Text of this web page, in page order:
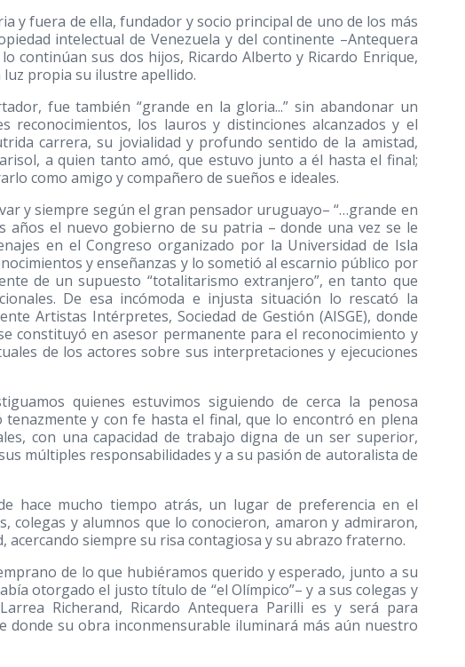
y fuera de ella, fundador y socio principal de uno de los más
intelectual de Venezuela y del continente –Antequera
continúan sus dos hijos, Ricardo Alberto y Ricardo Enrique,
propia su ilustre apellido.
fue también “grande en la gloria...” sin abandonar un
reconocimientos, los lauros y distinciones alcanzados y el
carrera, su jovialidad y profundo sentido de la amistad,
a quien tanto amó, que estuvo junto a él hasta el final;
como amigo y compañero de sueños e ideales.
y siempre según el gran pensador uruguayo– “…grande en
años el nuevo gobierno de su patria – donde una vez se le
en el Congreso organizado por la Universidad de Isla
y enseñanzas y lo sometió al escarnio público por
de un supuesto “totalitarismo extranjero”, en tanto que
De esa incómoda e injusta situación lo rescató la
Artistas Intérpretes, Sociedad de Gestión (AISGE), donde
constituyó en asesor permanente para el reconocimiento y
de los actores sobre sus interpretaciones y ejecuciones
quienes estuvimos siguiendo de cerca la penosa
y con fe hasta el final, que lo encontró en plena
con una capacidad de trabajo digna de un ser superior,
múltiples responsabilidades y a su pasión de autoralista de
hace mucho tiempo atrás, un lugar de preferencia en el
colegas y alumnos que lo conocieron, amaron y admiraron,
acercando siempre su risa contagiosa y su abrazo fraterno.
de lo que hubiéramos querido y esperado, junto a su
otorgado el justo título de “el Olímpico”– y a sus colegas y
Richerand, Ricardo Antequera Parilli es y será para
donde su obra inconmensurable iluminará más aún nuestro